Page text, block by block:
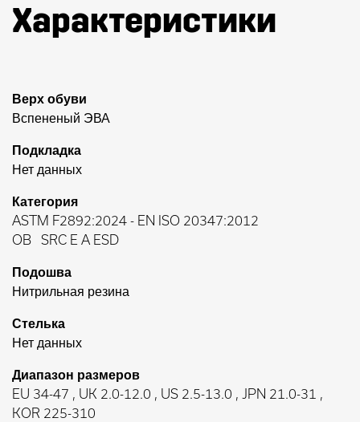
Характеристики
Верх обуви
Вспененый ЭВА
Подкладка
Нет данных
Категория
ASTM F2892:2024 - EN ISO 20347:2012
OB
SRC E A ESD
Подошва
Нитрильная резина
Стелька
Нет данных
Диапазон размеров
EU 34-47 , UK 2.0-12.0 , US 2.5-13.0 , JPN 21.0-31 ,
KOR 225-310